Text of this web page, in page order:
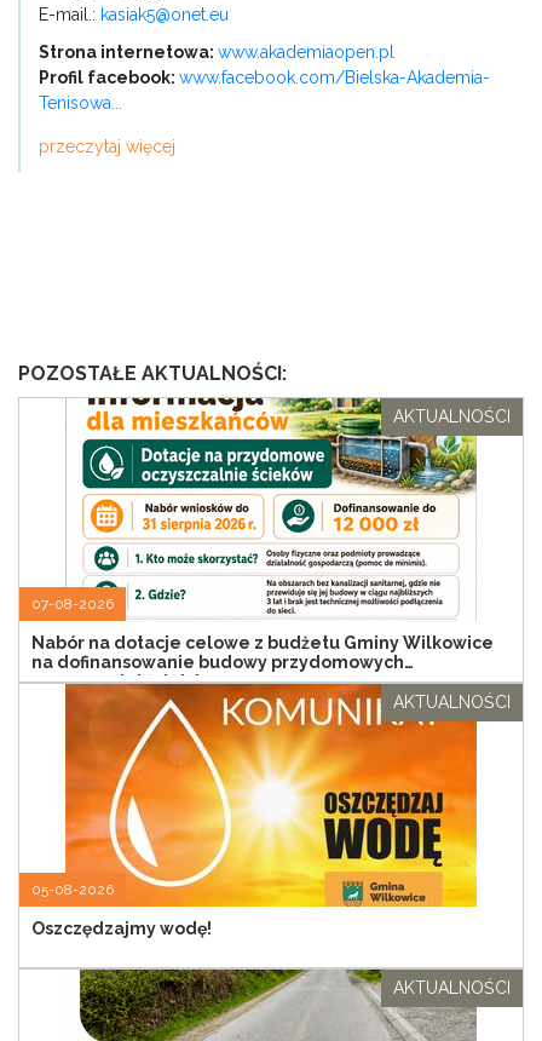
E-mail.: kasiak5@onet.eu
Strona internetowa: www.akademiaopen.pl
Profil facebook: www.facebook.com/Bielska-Akademia-
Tenisowa...
przeczytaj więcej
POZOSTAŁE AKTUALNOŚCI:
07-08-2026
Nabór na dotacje celowe z budżetu Gminy Wilkowice
na dofinansowanie budowy przydomowych
oczyszczalni ścieków
AKTUALNOŚCI
05-08-2026
Oszczędzajmy wodę!
AKTUALNOŚCI
AKTUALNOŚCI